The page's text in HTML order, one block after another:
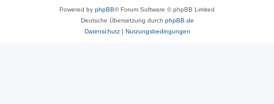
Powered by phpBB® Forum Software © phpBB Limited
Deutsche Übersetzung durch phpBB.de
Datenschutz| Nutzungsbedingungen